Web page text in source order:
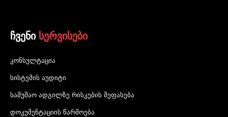
ჩვენი სერვისები
კონსულტაცია
სისტემის აუდიტი
სამუშაო ადგილზე რისკების შეფასება
დოკუმენტაციის წარმოება